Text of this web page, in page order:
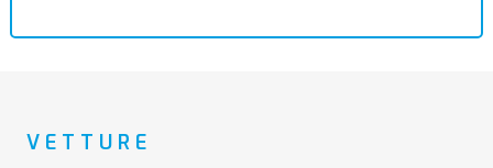
VETTURE